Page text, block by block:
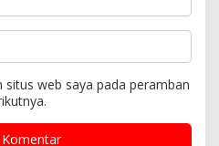
web saya pada peramban